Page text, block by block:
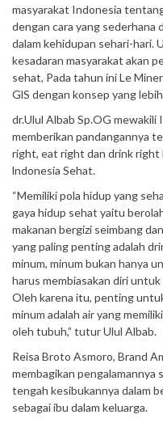
masyarakat Indonesia
dengan cara yang sederhana
dalam kehidupan sehari-hari.
kesadaran masyarakat akan
sehat, Pada tahun ini Le
GlS dengan konsep yang
dr.Ulul Albab Sp.OG
memberikan pandangannya
right, eat right dan drink right
lndonesia Sehat.
“Memiliki pola hidup yang
gaya hidup sehat yaitu
makanan bergizi seimbang
yang paling penting adalah
minum, minum bukan hanya
harus membiasakan diri
Oleh karena itu, penting
minum adalah air yang
oleh tubuh,” tutur Ulul Albab.
Reisa Broto Asmoro, Brand
membagikan pengalamannya
tengah kesibukannya dalam
sebagai ibu dalam keluarga.